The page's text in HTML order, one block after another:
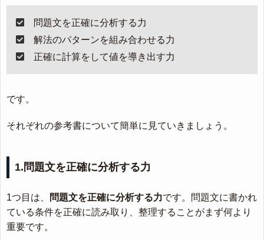
問題文を正確に分析する力
解法のパターンを組み合わせる力
正確に計算をして値を導き出す力
です。
それぞれの参考書について簡単に見ていきましょう。
1.問題文を正確に分析する力
1つ目は、 問題文を正確に分析する力です。問題文に書かれ
ている条件を正確に読み取り、整理することがまず何より
重要です。